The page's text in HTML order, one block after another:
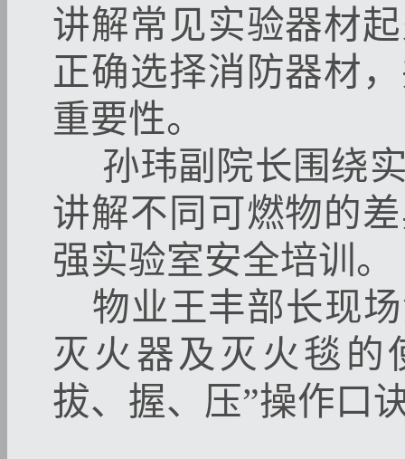
讲解常见实验器材
正确选择消防器材
重要性。
孙玮副院长围绕
讲解不同可燃物的
强实验室安全培训。
物业王丰部长现
灭火器及灭火毯的
拔、握、压”操作口